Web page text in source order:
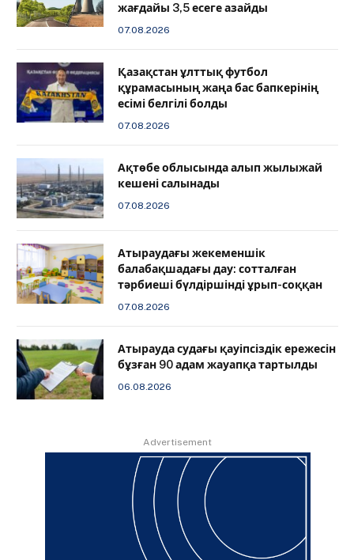
жағдайы 3,5 есеге азайды
07.08.2026
Қазақстан ұлттық футбол
құрамасының жаңа бас бапкерінің
есімі белгілі болды
07.08.2026
Ақтөбе облысында алып жылыжай
кешені салынады
07.08.2026
Атыраудағы жекеменшік
балабақшадағы дау: сотталған
тәрбиеші бүлдіршінді ұрып-соққан
07.08.2026
Атырауда судағы қауіпсіздік ережесін
бұзған 90 адам жауапқа тартылды
06.08.2026
Advertisement